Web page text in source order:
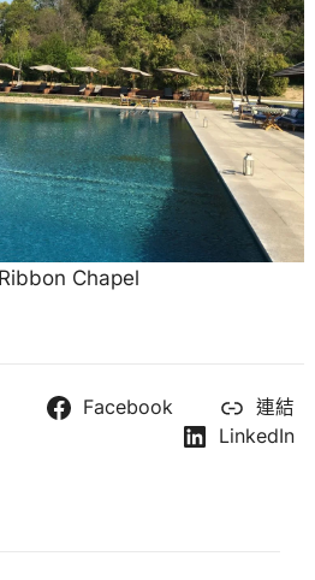
Chapel
Facebook
連結
LinkedIn